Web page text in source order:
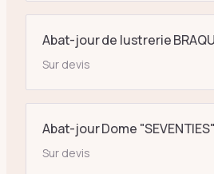
Abat-jour de lustrerie
Sur devis
Abat-jour Dome "SEVENTIES"
Sur devis